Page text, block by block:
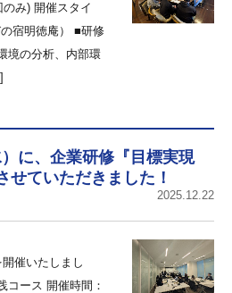
み) 開催スタイ
宿明徳庵） ■研修
境の分析、内部環
に、企業研修『目標実現
せていただきました！
2025.12.22
催いたしまし
コース 開催時間：